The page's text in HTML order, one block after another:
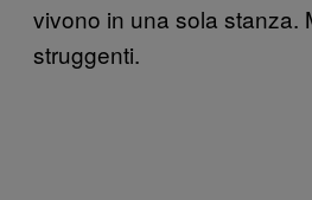
vivono in una sola stanza.
struggenti.